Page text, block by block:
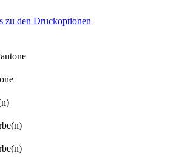
zu den Druckoptionen